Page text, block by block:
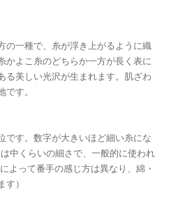
の一種で、糸が浮き上がるように織
かよこ糸のどちらか一方が長く表に
る美しい光沢が生まれます。肌ざわ
です。
です。数字が大きいほど細い糸にな
中くらいの細さで、一般的に使われ
よって番手の感じ方は異なり、綿・
）